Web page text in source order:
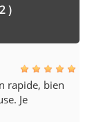
Ajouter au
)
rapide, bien
Je